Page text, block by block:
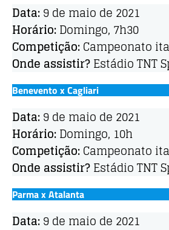
Data:9 de maio de 2021
Horário:Domingo, 7h30
Competição:Campeonato
Onde assistir?Estádio TNT
Benevento x Cagliari
Data:9 de maio de 2021
Horário:Domingo, 10h
Competição:Campeonato
Onde assistir?Estádio TNT
Parma x Atalanta
Data:9 de maio de 2021